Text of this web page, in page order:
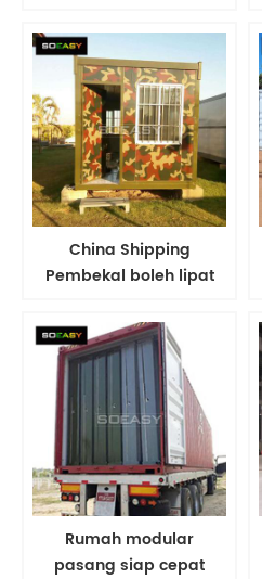
Penghantaran
Kediaman Rumah
Kontena Lipat Moden
China Shipping
Pembekal boleh lipat
Lipat Kalis Api Rumah ​
Rumah modular
pasang siap cepat